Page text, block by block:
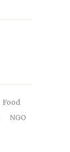
Food
NGO